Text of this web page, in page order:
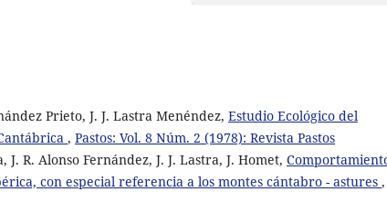
Prieto, J. J. Lastra Menéndez, Estudio Ecológico del
, Pastos: Vol. 8 Núm. 2 (1978): Revista Pastos
R. Alonso Fernández, J. J. Lastra, J. Homet,
con especial referencia a los montes cántabro - astures ,